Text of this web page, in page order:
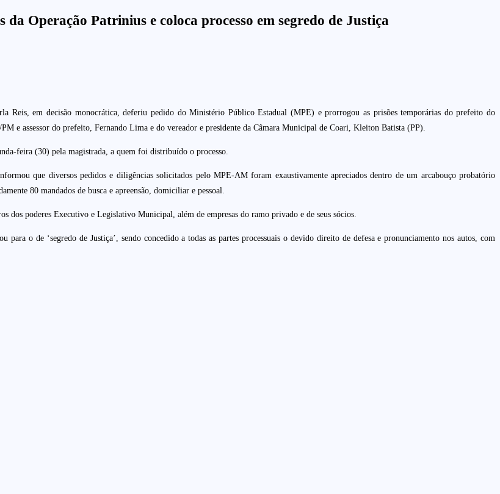
Operação Patrinius e coloca processo em segredo de Justiça
Reis, em decisão monocrática, deferiu pedido do Ministério Público Estadual (MPE) e prorrogou as prisões temporárias do prefeito do
e assessor do prefeito, Fernando Lima e do vereador e presidente da Câmara Municipal de Coari, Kleiton Batista (PP).
feira (30) pela magistrada, a quem foi distribuído o processo.
que diversos pedidos e diligências solicitados pelo MPE-AM foram exaustivamente apreciados dentro de um arcabouço probatório
80 mandados de busca e apreensão, domiciliar e pessoal.
poderes Executivo e Legislativo Municipal, além de empresas do ramo privado e de seus sócios.
o de ‘segredo de Justiça’, sendo concedido a todas as partes processuais o devido direito de defesa e pronunciamento nos autos, com